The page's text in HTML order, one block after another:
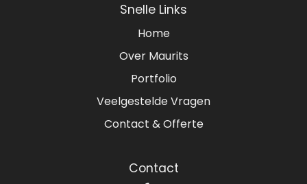
Snelle Links
Home
Over Maurits
Portfolio
Veelgestelde Vragen
Contact & Offerte
Contact